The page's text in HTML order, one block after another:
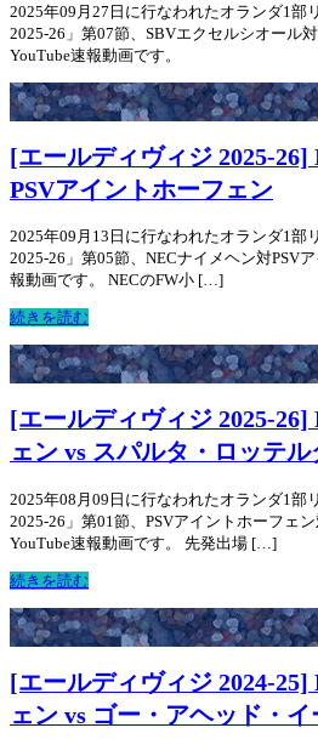
2025年09月27日に行なわれたオランダ1部
2025-26」第07節、SBVエクセルシオール
YouTube速報動画です。
[エールディヴィジ 2025-
PSVアイントホーフェン
2025年09月13日に行なわれたオランダ1部
2025-26」第05節、NECナイメヘン対PSV
報動画です。 NECのFW小 […]
続きを読む
[エールディヴィジ 2025-
ェン vs スパルタ・ロッテル
2025年08月09日に行なわれたオランダ1部
2025-26」第01節、PSVアイントホーフェ
YouTube速報動画です。 先発出場 […]
続きを読む
[エールディヴィジ 2024-25]
ェン vs ゴー・アヘッド・イ